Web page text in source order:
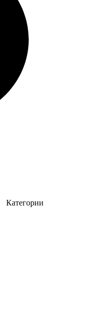
Категории